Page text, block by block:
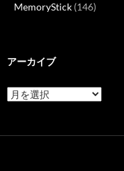
MemoryStick (146)
アーカイブ
ア
ー